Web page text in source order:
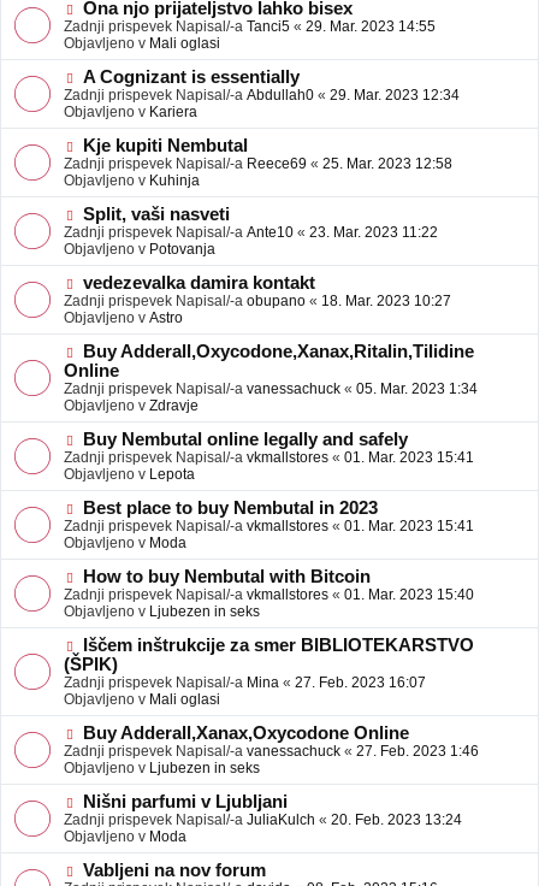
j
a
v
N
o
v
e
o
b
j
a
v
e
Ona njo prijateljstvo lahko bisex
Zadnji prispevek Napisal/-a Tanci5 « 29. Mar. 2023 14:55
Objavljeno v Mali oglasi
N
o
v
e
o
b
j
a
v
e
A Cognizant is essentially
Zadnji prispevek Napisal/-a Abdullah0 « 29. Mar. 2023 12:34
Objavljeno v Kariera
N
o
v
e
o
b
j
a
v
e
Kje kupiti Nembutal
Zadnji prispevek Napisal/-a Reece69 « 25. Mar. 2023 12:58
Objavljeno v Kuhinja
N
o
v
e
o
b
j
a
v
e
Split, vaši nasveti
Zadnji prispevek Napisal/-a Ante10 « 23. Mar. 2023 11:22
Objavljeno v Potovanja
N
o
v
e
o
b
j
a
v
e
vedezevalka damira kontakt
Zadnji prispevek Napisal/-a obupano « 18. Mar. 2023 10:27
Objavljeno v Astro
N
o
v
e
o
b
j
a
v
e
Buy Adderall,Oxycodone,Xanax,Ritalin,Tilidine
Online
Zadnji prispevek Napisal/-a vanessachuck « 05. Mar. 2023 1:34
Objavljeno v Zdravje
N
o
v
e
o
b
j
a
v
e
Buy Nembutal online legally and safely
Zadnji prispevek Napisal/-a vkmallstores « 01. Mar. 2023 15:41
Objavljeno v Lepota
N
o
v
e
o
b
j
a
v
e
Best place to buy Nembutal in 2023
Zadnji prispevek Napisal/-a vkmallstores « 01. Mar. 2023 15:41
Objavljeno v Moda
N
o
v
e
o
b
j
a
v
e
How to buy Nembutal with Bitcoin
Zadnji prispevek Napisal/-a vkmallstores « 01. Mar. 2023 15:40
Objavljeno v Ljubezen in seks
N
o
v
e
o
b
j
a
v
e
Iščem inštrukcije za smer BIBLIOTEKARSTVO
(ŠPIK)
Zadnji prispevek Napisal/-a Mina « 27. Feb. 2023 16:07
Objavljeno v Mali oglasi
N
o
v
e
o
b
j
a
v
Buy Adderall,Xanax,Oxycodone Online
Zadnji prispevek Napisal/-a vanessachuck « 27. Feb. 2023 1:46
Objavljeno v Ljubezen in seks
N
o
v
e
o
Nišni parfumi v Ljubljani
Zadnji prispevek Napisal/-a JuliaKulch « 20. Feb. 2023 13:24
Objavljeno v Moda
N
Vabljeni na nov forum